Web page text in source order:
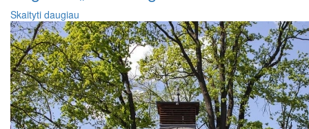
Skaityti daugiau